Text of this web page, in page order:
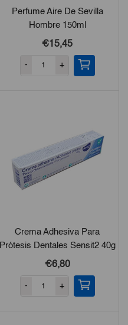
Perfume Aire De Sevilla
Hombre 150ml
€15,45
- +
Crema Adhesiva Para
Prótesis Dentales Sensit2 40g
€6,80
- +